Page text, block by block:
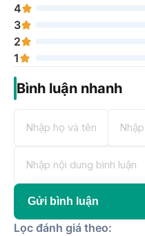
4
3
2
1
Bình luận nhanh
Gửi bình luận
Lọc đánh giá theo: